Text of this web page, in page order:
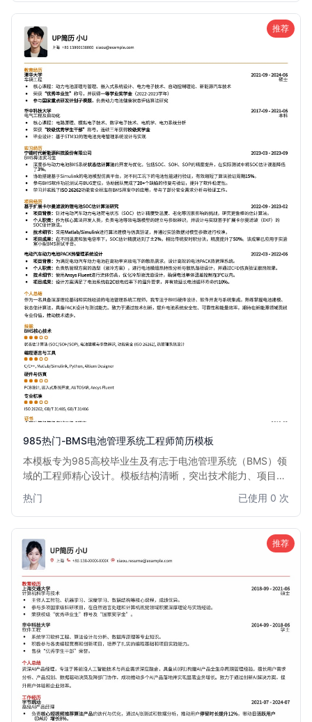
推荐
985热门-BMS电池管理系统工程师简历模板
本模板专为985高校毕业生及有志于电池管理系统（BMS）领
域的工程师精心设计。模板结构清晰，突出技术能力、项目经
发、测试、算法工程师。通过此模板，您能有效展示在电池建
模、充放电控制、故障诊断等方面的专业知识和实践成果，助
热门 已使用 0 次
推荐